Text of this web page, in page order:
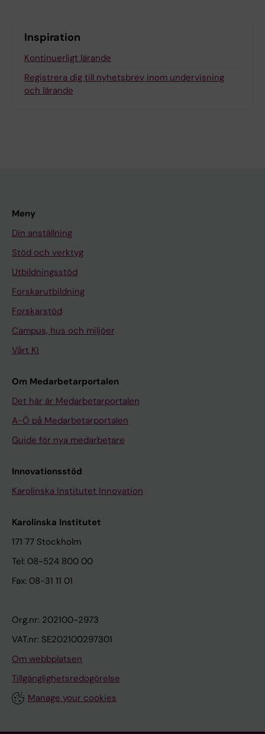
Inspiration
Kontinuerligt lärande
Registrera dig till nyhetsbrev inom undervisning
och lärande
Meny
Din anställning
Stöd och verktyg
Utbildningsstöd
Forskarutbildning
Forskarstöd
Campus, hus och miljöer
Vårt KI
Om Medarbetarportalen
Det här är Medarbetarportalen
A-Ö på Medarbetarportalen
Guide för nya medarbetare
Innovationsstöd
Karolinska Institutet Innovation
Karolinska Institutet
171 77 Stockholm
Tel: 08-524 800 00
Fax: 08-31 11 01
Org.nr: 202100-2973
VAT.nr: SE202100297301
Om webbplatsen
Tillgänglighetsredogörelse
Manage your cookies